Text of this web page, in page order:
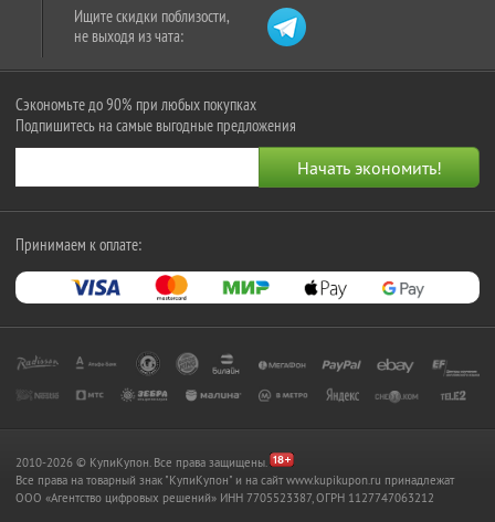
Ищите скидки поблизости,
не выходя из чата:
Сэкономьте до 90% при любых покупках
Подпишитесь на самые выгодные предложения
Принимаем к оплате:
2010-2026 © КупиКупон. Все права защищены.
Все права на товарный знак "КупиКупон" и на сайт www.kupikupon.ru принадлежат
OOO «Агентство цифровых решений» ИНН 7705523387, ОГРН 1127747063212